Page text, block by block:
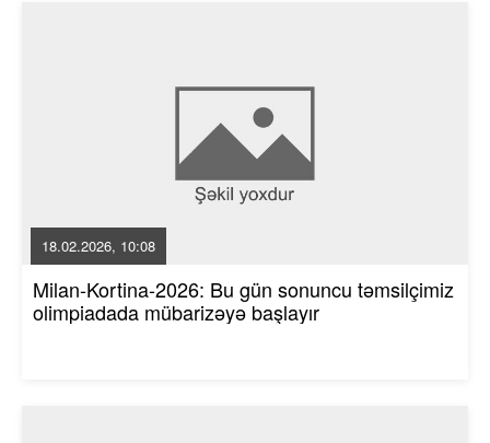
18.02.2026, 10:08
Milan-Kortina-2026: Bu gün sonuncu təmsilçimiz
olimpiadada mübarizəyə başlayır